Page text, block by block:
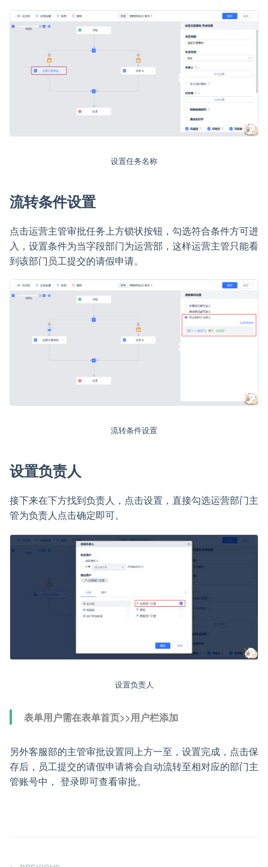
设置任务名称
流转条件设置
点击运营主管审批任务上方锁状按钮，勾选符合条件方可进
入，设置条件为当字段部门为运营部，这样运营主管只能看
到该部门员工提交的请假申请。
流转条件设置
设置负责人
接下来在下方找到负责人，点击设置，直接勾选运营部门主
管为负责人点击确定即可。
设置负责人
表单用户需在表单首页>>用户栏添加
另外客服部的主管审批设置同上方一至，设置完成，点击保
存后，员工提交的请假申请将会自动流转至相对应的部门主
管账号中， 登录即可查看审批。